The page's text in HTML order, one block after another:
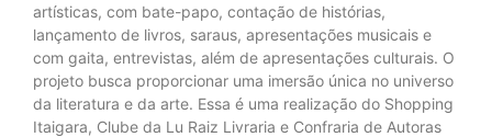
artísticas, com bate-papo, contação de histórias,
lançamento de livros, saraus, apresentações musicais e
com gaita, entrevistas, além de apresentações culturais. O
projeto busca proporcionar uma imersão única no universo
da literatura e da arte. Essa é uma realização do Shopping
Itaigara, Clube da Lu Raiz Livraria e Confraria de Autoras